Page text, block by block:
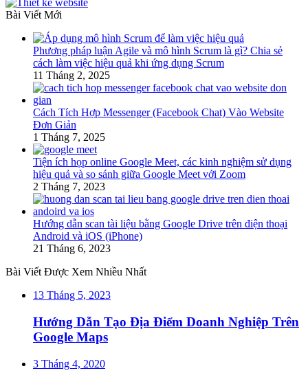
Bài Viết Mới
Phương pháp luận Agile và mô hình Scrum là gì? Chia sẻ
cách làm việc hiệu quả khi ứng dụng Scrum
11 Tháng 2, 2025
Cách Tích Hợp Messenger (Facebook Chat) Vào Website
Đơn Giản
1 Tháng 7, 2025
Tiện ích họp online Google Meet, các kinh nghiệm sử dụng
hiệu quả và so sánh giữa Google Meet với Zoom
2 Tháng 7, 2023
Hướng dẫn scan tài liệu bằng Google Drive trên điện thoại
Android và iOS (iPhone)
21 Tháng 6, 2023
Bài Viết Được Xem Nhiều Nhất
13 Tháng 5, 2023
Hướng Dẫn Tạo Địa Điểm Doanh Nghiệp Trên
Google Maps
3 Tháng 4, 2020